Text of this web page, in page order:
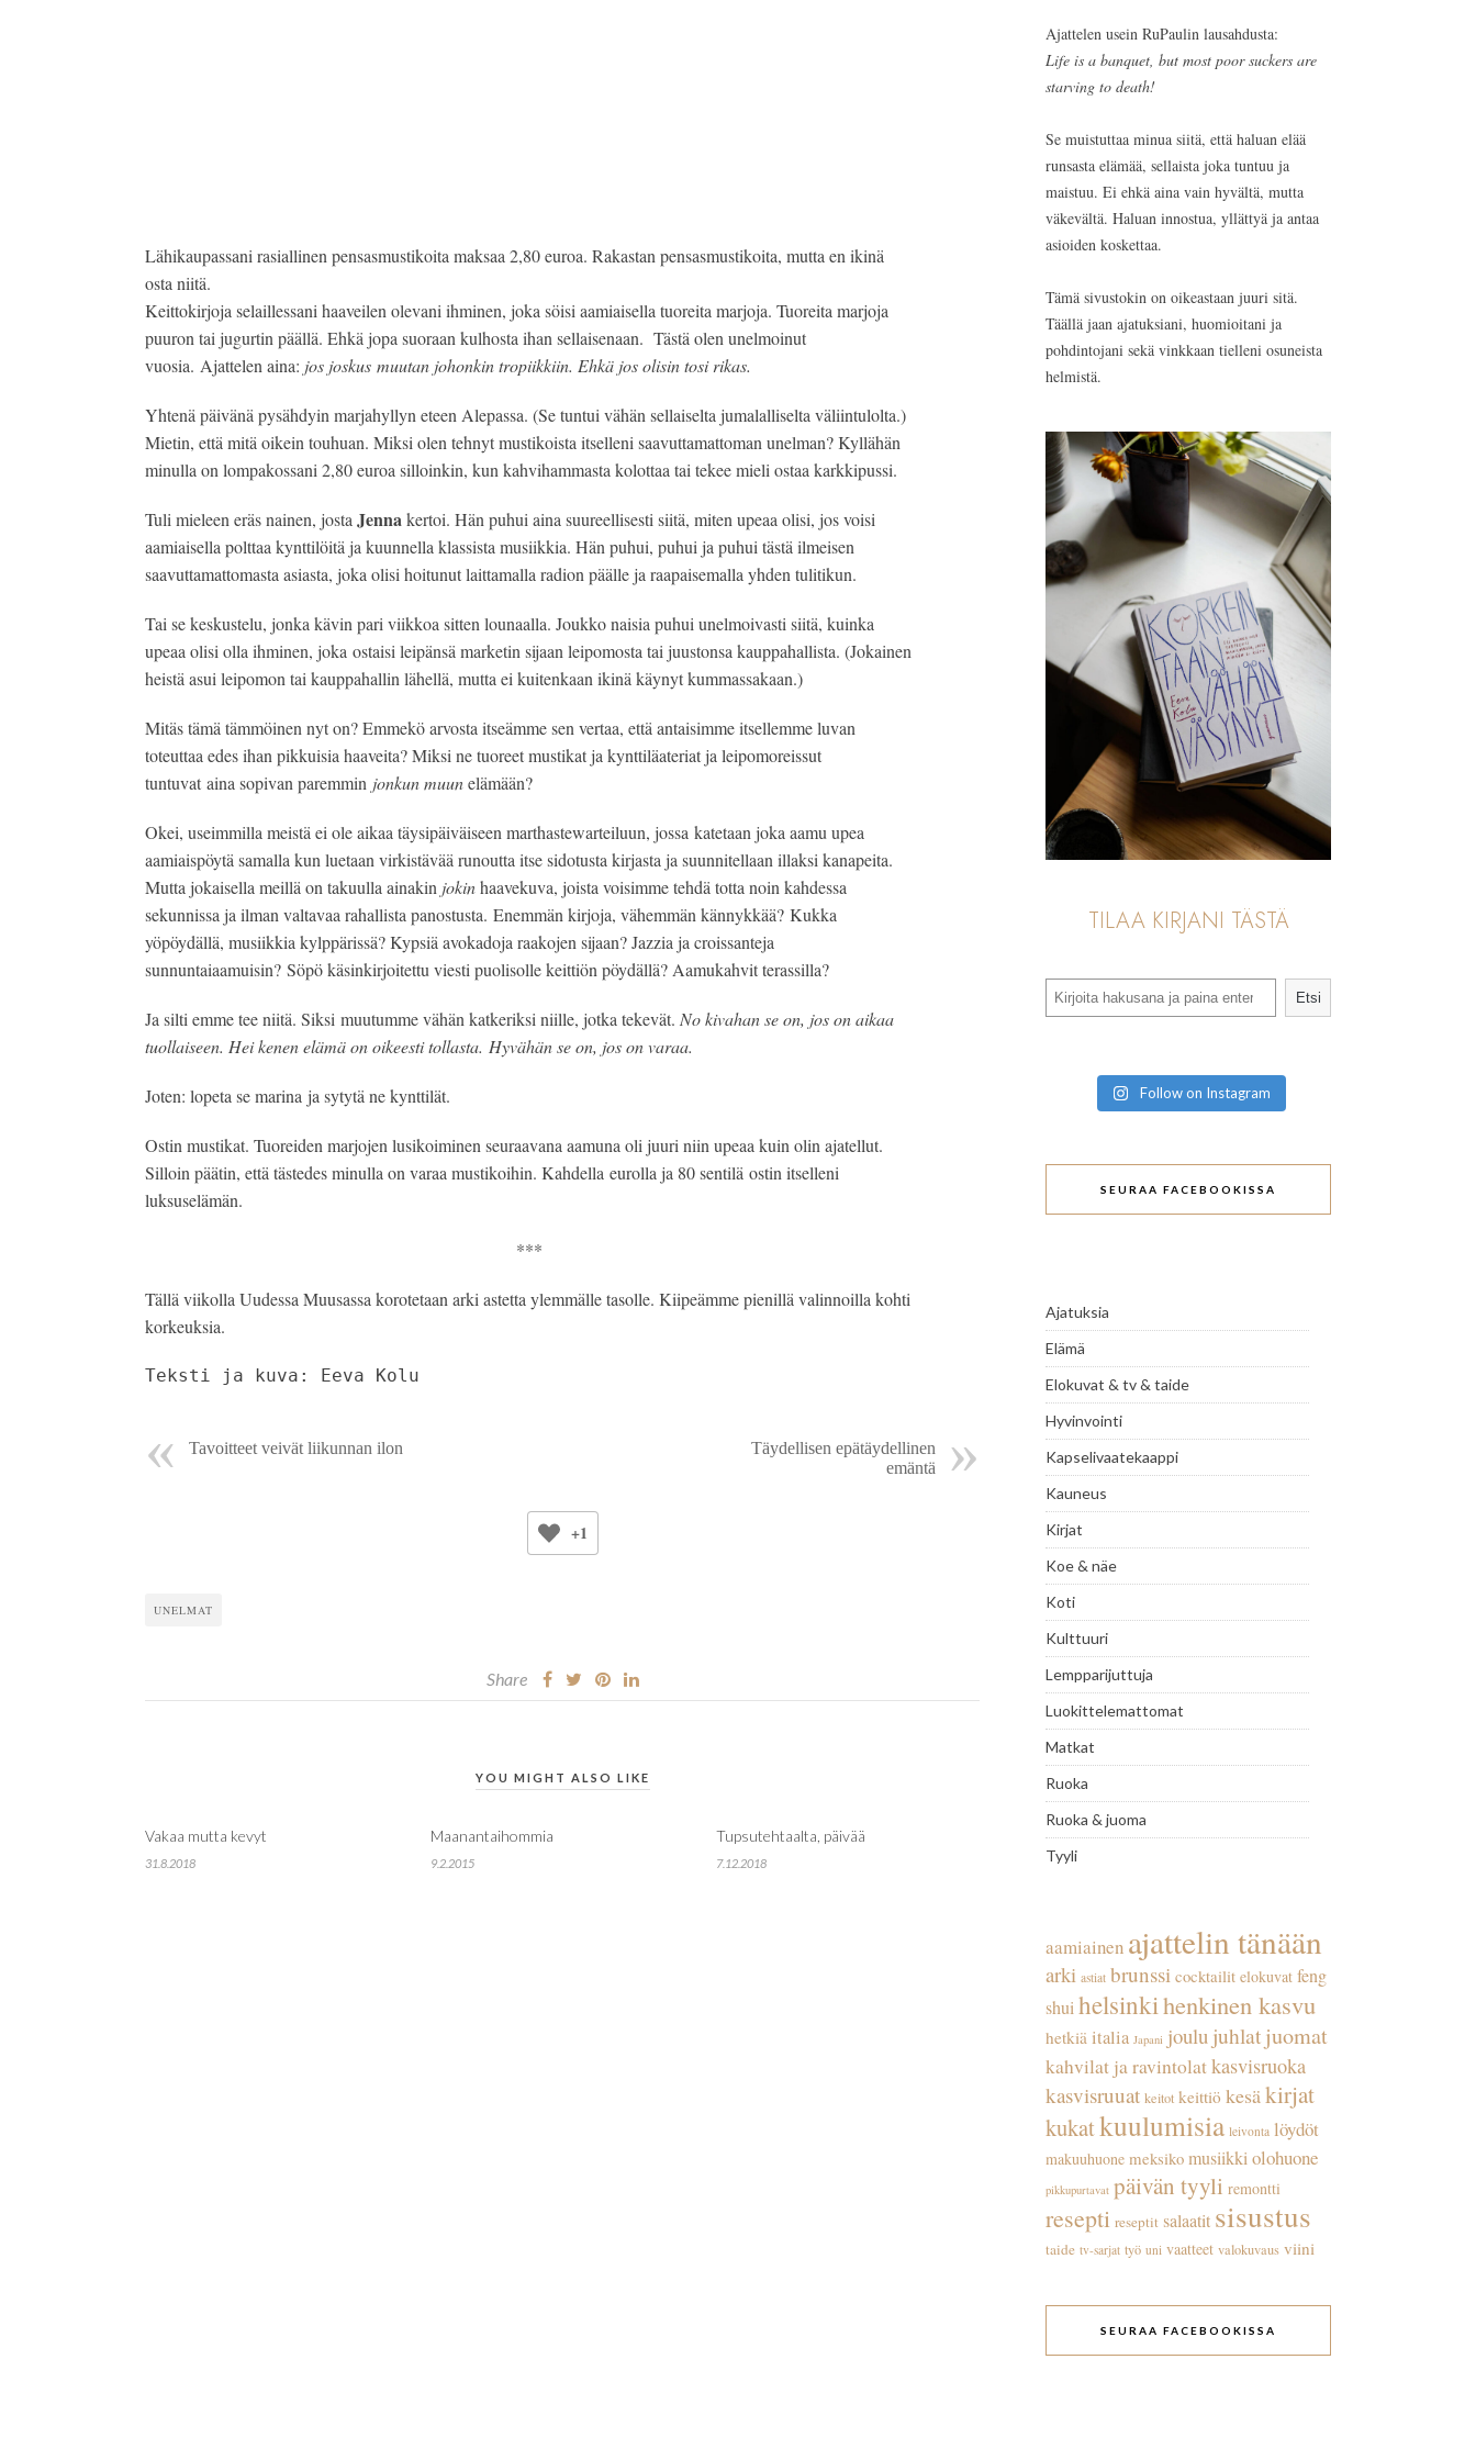
Lähikaupassani rasiallinen pensasmustikoita maksaa 2,80 euroa. Rakastan pensasmustikoita, mutta en ikinä
osta niitä.
Keittokirjoja selaillessani haaveilen olevani ihminen, joka söisi aamiaisella tuoreita marjoja. Tuoreita marjoja
puuron tai jugurtin päällä. Ehkä jopa suoraan kulhosta ihan sellaisenaan. Tästä olen unelmoinut
vuosia. Ajattelen aina: jos joskus muutan johonkin tropiikkiin. Ehkä jos olisin tosi rikas.
Yhtenä päivänä pysähdyin marjahyllyn eteen Alepassa. (Se tuntui vähän sellaiselta jumalalliselta väliintulolta.)
Mietin, että mitä oikein touhuan. Miksi olen tehnyt mustikoista itselleni saavuttamattoman unelman? Kyllähän
minulla on lompakossani 2,80 euroa silloinkin, kun kahvihammasta kolottaa tai tekee mieli ostaa karkkipussi.
Tuli mieleen eräs nainen, josta Jennakertoi. Hän puhui aina suureellisesti siitä, miten upeaa olisi, jos voisi
aamiaisella polttaa kynttilöitä ja kuunnella klassista musiikkia. Hän puhui, puhui ja puhui tästä ilmeisen
saavuttamattomasta asiasta, joka olisi hoitunut laittamalla radion päälle ja raapaisemalla yhden tulitikun.
Tai se keskustelu, jonka kävin pari viikkoa sitten lounaalla. Joukko naisia puhui unelmoivasti siitä, kuinka
upeaa olisi olla ihminen, joka ostaisi leipänsä marketin sijaan leipomosta tai juustonsa kauppahallista. (Jokainen
heistä asui leipomon tai kauppahallin lähellä, mutta ei kuitenkaan ikinä käynyt kummassakaan.)
Mitäs tämä tämmöinen nyt on? Emmekö arvosta itseämme sen vertaa, että antaisimme itsellemme luvan
toteuttaa edes ihan pikkuisia haaveita? Miksi ne tuoreet mustikat ja kynttiläateriat ja leipomoreissut
tuntuvat aina sopivan paremmin jonkun muunelämään?
Okei, useimmilla meistä ei ole aikaa täysipäiväiseen marthastewarteiluun, jossa katetaan joka aamu upea
aamiaispöytä samalla kun luetaan virkistävää runoutta itse sidotusta kirjasta ja suunnitellaan illaksi kanapeita.
Mutta jokaisella meillä on takuulla ainakin jokinhaavekuva, joista voisimme tehdä totta noin kahdessa
sekunnissa ja ilman valtavaa rahallista panostusta. Enemmän kirjoja, vähemmän kännykkää? Kukka
yöpöydällä, musiikkia kylppärissä? Kypsiä avokadoja raakojen sijaan? Jazzia ja croissanteja
sunnuntaiaamuisin? Söpö käsinkirjoitettu viesti puolisolle keittiön pöydällä? Aamukahvit terassilla?
Ja silti emme tee niitä. Siksi muutumme vähän katkeriksi niille, jotka tekevät. No kivahan se on, jos on aikaa
tuollaiseen. Hei kenen elämä on oikeesti tollasta. Hyvähän se on, jos on varaa.
Joten: lopeta se marina ja sytytä ne kynttilät.
Ostin mustikat. Tuoreiden marjojen lusikoiminen seuraavana aamuna oli juuri niin upeaa kuin olin ajatellut.
Silloin päätin, että tästedes minulla on varaa mustikoihin. Kahdella eurolla ja 80 sentilä ostin itselleni
luksuselämän.
***
Tällä viikolla Uudessa Muusassa korotetaan arki astetta ylemmälle tasolle. Kiipeämme pienillä valinnoilla kohti
korkeuksia.
Teksti ja kuva: Eeva Kolu
Tavoitteet veivät liikunnan ilon
Täydellisen epätäydellinen
emäntä
+1
UNELMAT
Share
YOU MIGHT ALSO LIKE
Vakaa mutta kevyt
31.8.2018
Maanantaihommia
9.2.2015
Tupsutehtaalta, päivää
7.12.2018
Ajattelen usein RuPaulin lausahdusta:
Life is a banquet, but most poor suckers are
starving to death!
Se muistuttaa minua siitä, että haluan elää
runsasta elämää, sellaista joka tuntuu ja
maistuu. Ei ehkä aina vain hyvältä, mutta
väkevältä. Haluan innostua, yllättyä ja antaa
asioiden koskettaa.
Tämä sivustokin on oikeastaan juuri sitä.
Täällä jaan ajatuksiani, huomioitani ja
pohdintojani sekä vinkkaan tielleni osuneista
helmistä.
TILAA KIRJANI TÄSTÄ
Etsi
Follow on Instagram
SEURAA FACEBOOKISSA
Ajatuksia
Elämä
Elokuvat & tv & taide
Hyvinvointi
Kapselivaatekaappi
Kauneus
Kirjat
Koe & näe
Koti
Kulttuuri
Lempparijuttuja
Luokittelemattomat
Matkat
Ruoka
Ruoka & juoma
Tyyli
aamiainen ajattelin tänään
arki astiat brunssi cocktailit elokuvat feng
shuihelsinkihenkinen kasvu
hetkiä italia Japani joulu juhlatjuomat
kahvilat ja ravintolatkasvisruoka
kasvisruuat keitot keittiö kesä kirjat
kukatkuulumisia leivonta löydöt
makuuhuone meksiko musiikkiolohuone
pikkupurtavat päivän tyyli remontti
resepti reseptit salaatit sisustus
taide tv-sarjat työ uni vaatteet valokuvaus viini
SEURAA FACEBOOKISSA